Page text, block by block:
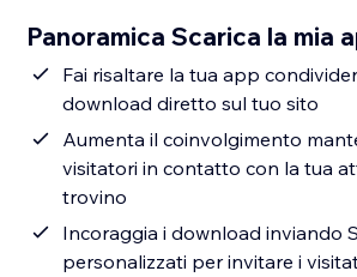
Panoramica Scarica la mia
Fai risaltare la tua app
download diretto sul tuo sito
Aumenta il coinvolgimento
visitatori in contatto con la tua
trovino
Incoraggia i download inviando
personalizzati per invitare i